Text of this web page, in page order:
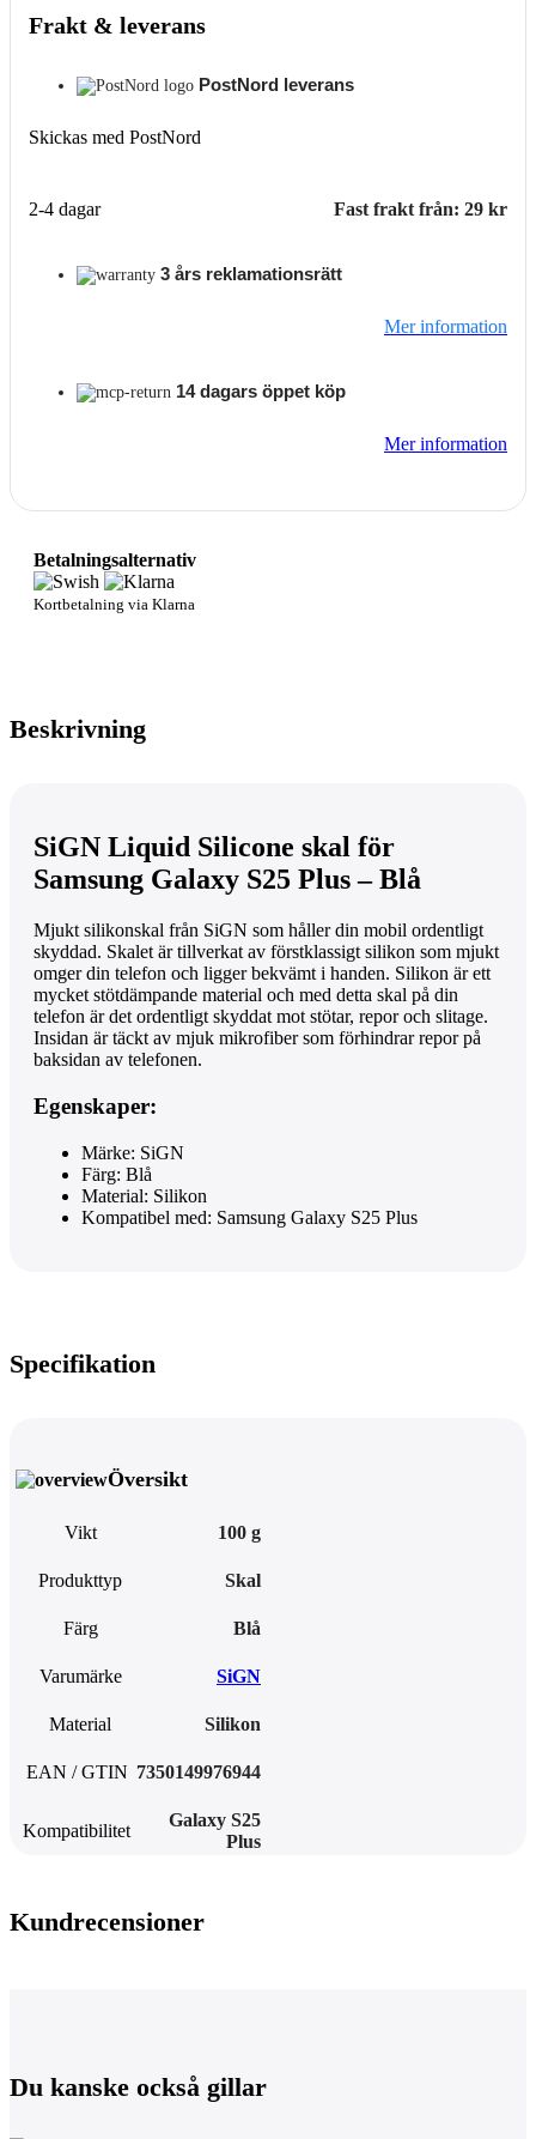
Frakt & leverans
PostNord leverans
Skickas med PostNord
2-4 dagar Fast frakt från: 29 kr
3 års reklamationsrätt
Mer information
14 dagars öppet köp
Mer information
Betalningsalternativ
Kortbetalning via Klarna
Beskrivning
SiGN Liquid Silicone skal för
Samsung Galaxy S25 Plus – Blå
Mjukt silikonskal från SiGN som håller din mobil ordentligt
skyddad. Skalet är tillverkat av förstklassigt silikon som mjukt
omger din telefon och ligger bekvämt i handen. Silikon är ett
mycket stötdämpande material och med detta skal på din
telefon är det ordentligt skyddat mot stötar, repor och slitage.
Insidan är täckt av mjuk mikrofiber som förhindrar repor på
baksidan av telefonen.
Egenskaper:
Märke: SiGN
Färg: Blå
Material: Silikon
Kompatibel med: Samsung Galaxy S25 Plus
Specifikation
Översikt
Vikt 100 g
Produkttyp Skal
Färg Blå
Varumärke SiGN
Material Silikon
EAN / GTIN 7350149976944
Kompatibilitet
Galaxy S25
Plus
Kundrecensioner
Du kanske också gillar